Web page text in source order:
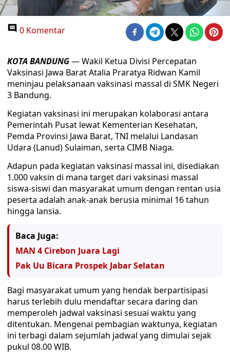
0 Komentar
KOTA BANDUNG— Wakil Ketua Divisi Percepatan
Vaksinasi Jawa Barat Atalia Praratya Ridwan Kamil
meninjau pelaksanaan vaksinasi massal di SMK Negeri
3 Bandung.
Kegiatan vaksinasi ini merupakan kolaborasi antara
Pemerintah Pusat lewat Kementerian Kesehatan,
Pemda Provinsi Jawa Barat, TNI melalui Landasan
Udara (Lanud) Sulaiman, serta CIMB Niaga.
Adapun pada kegiatan vaksinasi massal ini, disediakan
1.000 vaksin di mana target dari vaksinasi massal
siswa-siswi dan masyarakat umum dengan rentan usia
peserta adalah anak-anak berusia minimal 16 tahun
hingga lansia.
Baca Juga:
MAN 4 Cirebon Juara Lagi
Pak Uu Bicara Prospek Jabar Selatan
Bagi masyarakat umum yang hendak berpartisipasi
harus terlebih dulu mendaftar secara daring dan
memperoleh jadwal vaksinasi sesuai waktu yang
ditentukan. Mengenai pembagian waktunya, kegiatan
ini terbagi dalam sejumlah jadwal yang dimulai sejak
pukul 08.00 WIB.